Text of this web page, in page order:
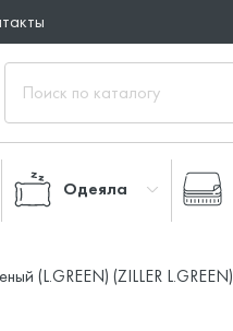
Одеяла
(L.GREEN) (ZILLER L.GREEN)